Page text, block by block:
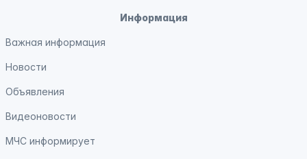
Информация
Важная информация
Новости
Объявления
Видеоновости
МЧС информирует